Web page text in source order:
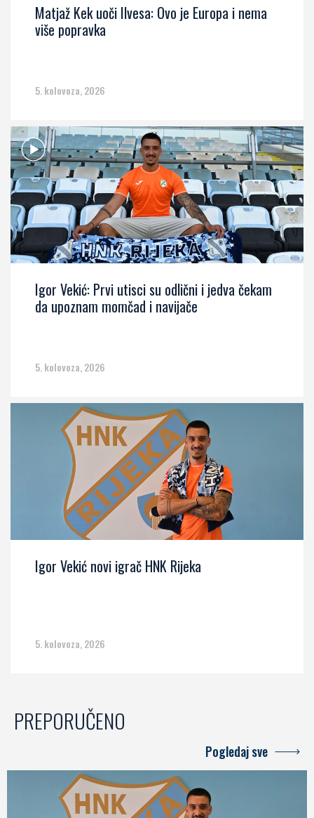
Matjaž Kek uoči Ilvesa: Ovo je Europa i nema
više popravka
5. kolovoza, 2026
Igor Vekić: Prvi utisci su odlični i jedva čekam
da upoznam momčad i navijače
5. kolovoza, 2026
Igor Vekić novi igrač HNK Rijeka
5. kolovoza, 2026
PREPORUČENO
Pogledaj sve